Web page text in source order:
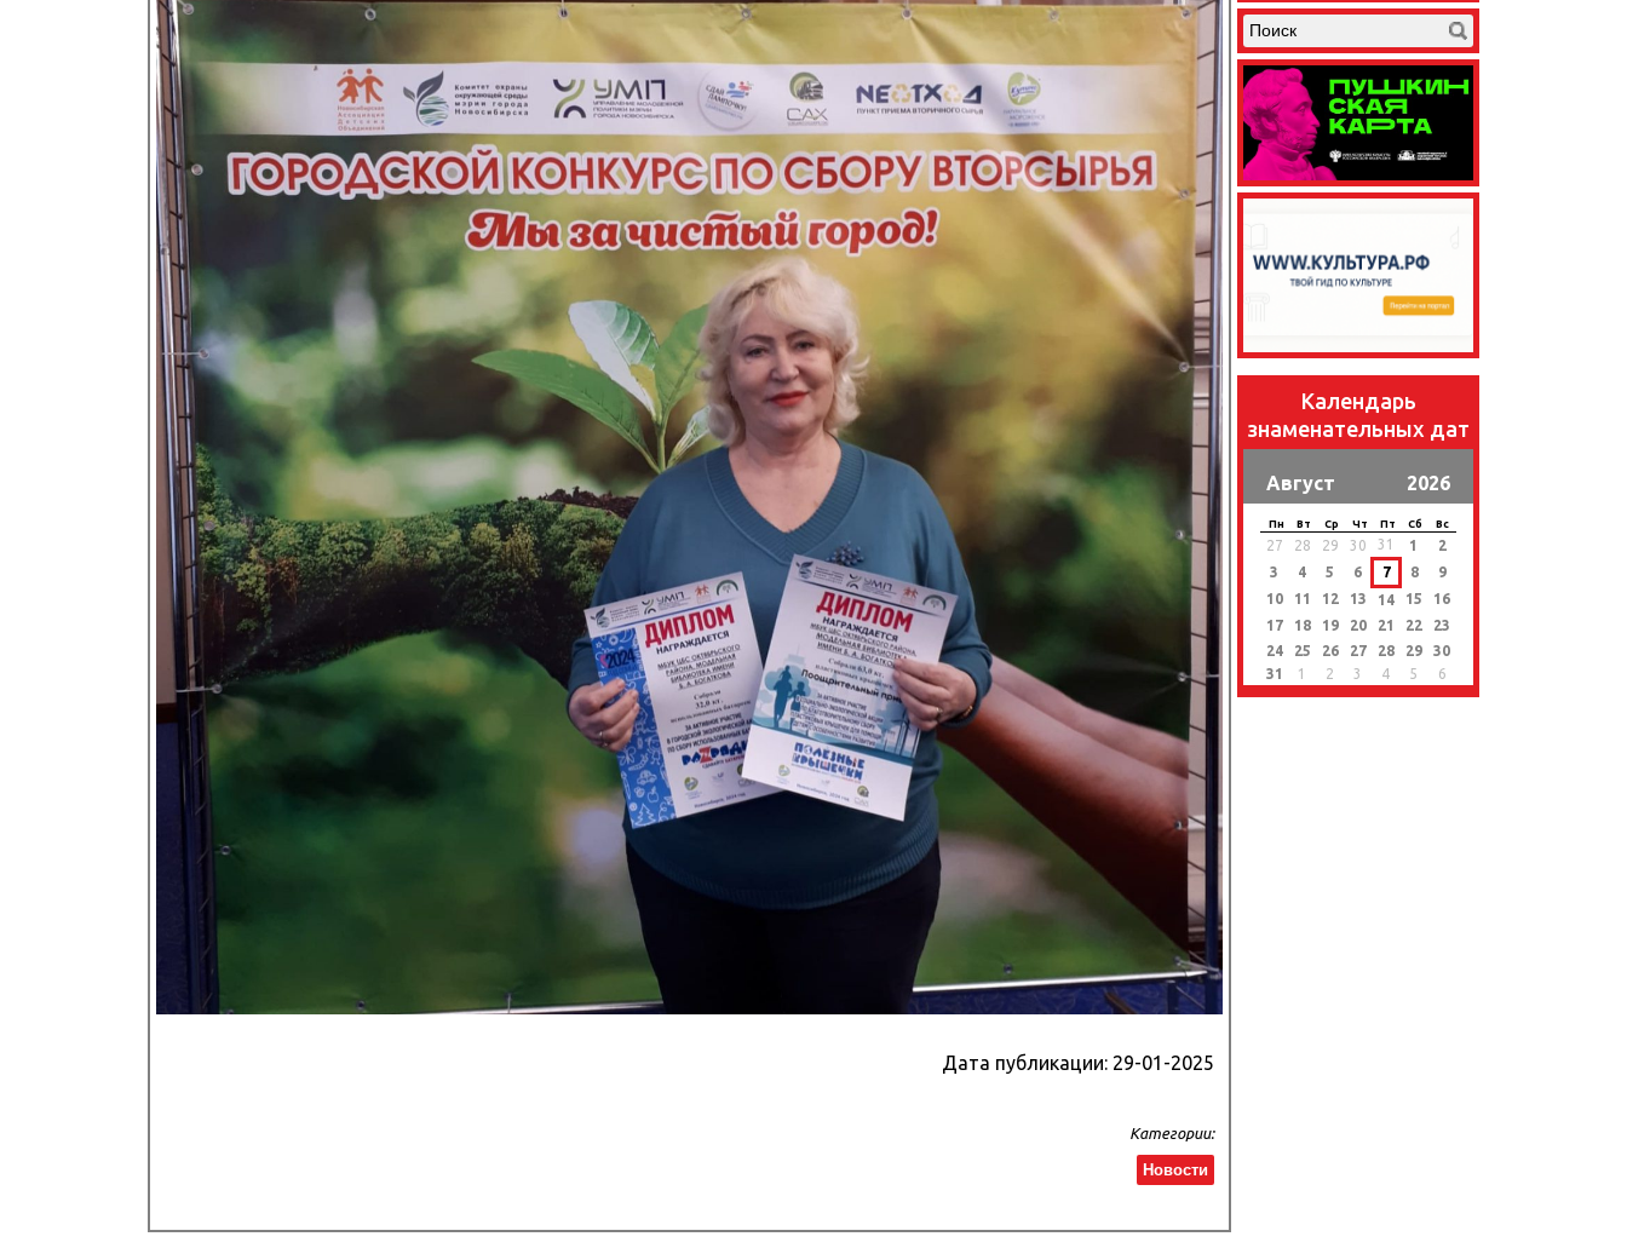
Дата публикации: 29-01-2025
Категории:
Новости
Календарь
знаменательных дат
Август 2026
Пн Вт Ср Чт Пт Сб Вс
27 28 29 30 31 1
2
3
4 5 6 7 8
9
10
11 12 13 14 15
16
17
18 19 20 21 22
23
24
25 26 27 28 29
30
31
1 2 3 4 5 6